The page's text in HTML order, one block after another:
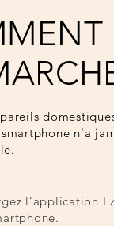
n'a
l’application